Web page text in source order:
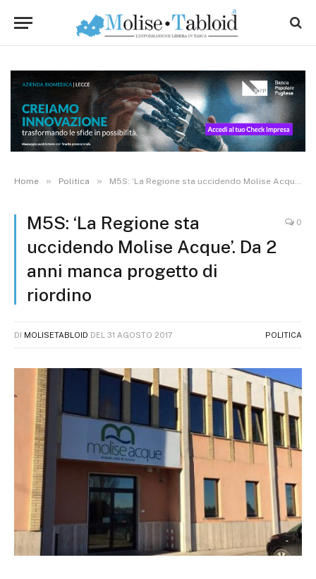
Home » Politica » M5S: ‘La Regione sta uccidendo Molise Acque’. Da 2 anni manca progetto di riordino
M5S: ‘La Regione sta
uccidendo Molise Acque’. Da 2
anni manca progetto di
riordino
0
DI MOLISETABLOID DEL 31 AGOSTO 2017 POLITICA